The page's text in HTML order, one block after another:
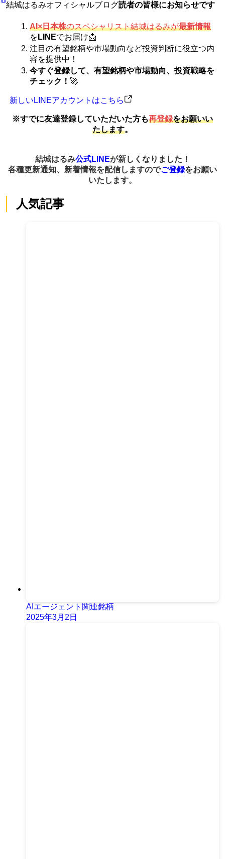
結城はるみオフィシャルブログ読者の皆様にお知らせです
AI×日本株のスペシャリスト結城はるみが最新情報
を LINEでお届け📩
注目の有望銘柄や市場動向など投資判断に役立つ内
容を提供中！
今すぐ登録して、有望銘柄や市場動向、投資戦略を
チェック！ 🚀
新しいLINEアカウントはこちら
※すでに友達登録していただいた方も再登録をお願いい
たします。
結城はるみ公式LINEが新しくなりました！
各種更新通知、新着情報を配信しますのでご登録をお願い
いたします。
人気記事
AIエージェント関連銘柄
2025年3月2日